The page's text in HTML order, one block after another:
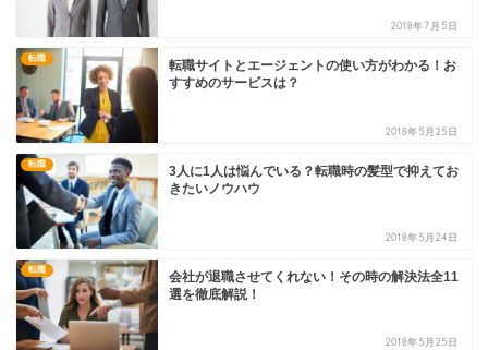
2018年7月5日
転職
転職サイトとエージェントの使い方がわかる！お
すすめのサービスは？
2018年5月25日
転職
3人に1人は悩んでいる？転職時の髪型で抑えてお
きたいノウハウ
2018年5月24日
転職
会社が退職させてくれない！その時の解決法全11
選を徹底解説！
2018年5月25日